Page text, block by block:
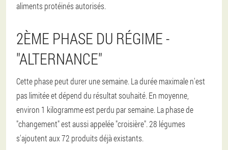
aliments protéinés autorisés.
2ÈME PHASE DU RÉGIME -
"ALTERNANCE"
Cette phase peut durer une semaine. La durée maximale n'est
pas limitée et dépend du résultat souhaité. En moyenne,
environ 1 kilogramme est perdu par semaine. La phase de
"changement" est aussi appelée "croisière". 28 légumes
s'ajoutent aux 72 produits déjà existants.